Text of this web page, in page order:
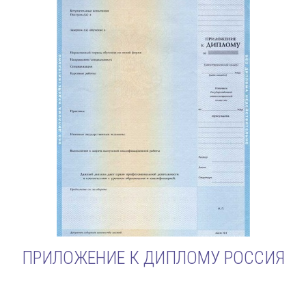
ПРИЛОЖЕНИЕ К ДИПЛОМУ РОССИЯ